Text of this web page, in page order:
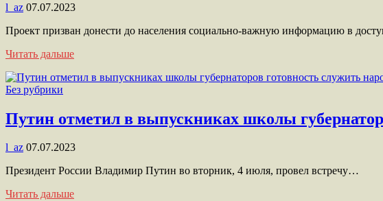
l_az 07.07.2023
Проект призван донести до населения социально-важную информацию в
Читать дальше
Без рубрики
Путин отметил в выпускниках школы
l_az 07.07.2023
Президент России Владимир Путин во вторник, 4 июля, провел встречу…
Читать дальше